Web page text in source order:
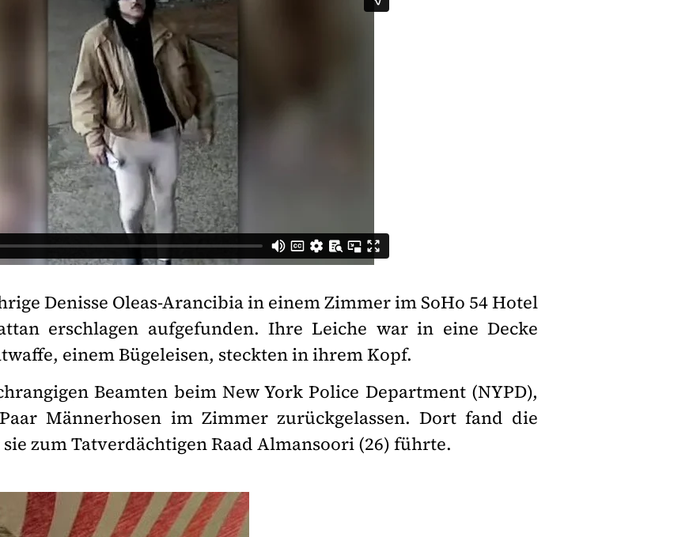
Denisse Oleas-Arancibia in einem Zimmer im SoHo 54 Hotel
erschlagen aufgefunden. Ihre Leiche war in eine Decke
einem Bügeleisen, steckten in ihrem Kopf.
Beamten beim New York Police Department (NYPD),
Männerhosen im Zimmer zurückgelassen. Dort fand die
zum Tatverdächtigen Raad Almansoori (26) führte.